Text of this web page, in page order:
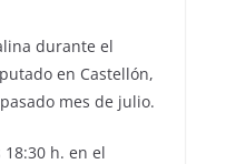
durante el
en Castellón,
mes de julio.
h. en el